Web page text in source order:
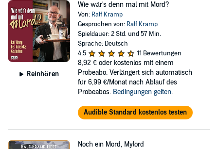
Reinhören
Wie wär's denn mal mit Mord?
Von: Ralf Kramp
Gesprochen von: Ralf Kramp
Spieldauer: 2 Std. und 57 Min.
Sprache: Deutsch
4,5
11 Bewertungen
8,92 € oder kostenlos mit einem
Probeabo. Verlängert sich automatisch
für 6,99 €/Monat nach Ablauf des
Probeabos. Bedingungen gelten.
Audible Standard kostenlos testen
Noch ein Mord, Mylord